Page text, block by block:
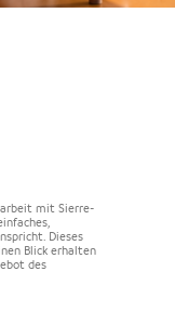
mit Sierre-
Dieses
Blick erhalten
des